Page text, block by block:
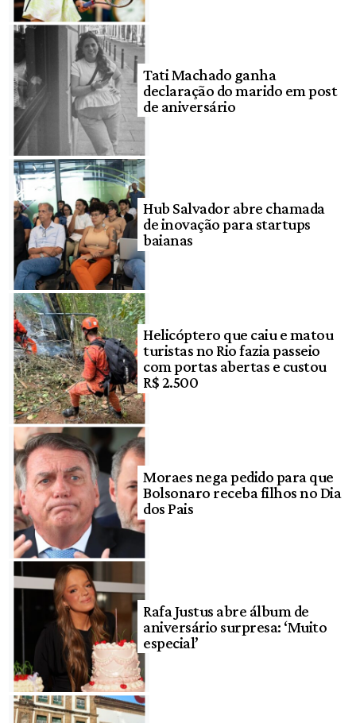
Tati Machado ganha
declaração do marido em post
de aniversário
Hub Salvador abre chamada
de inovação para startups
baianas
Helicóptero que caiu e matou
turistas no Rio fazia passeio
com portas abertas e custou
R$ 2.500
Moraes nega pedido para que
Bolsonaro receba filhos no Dia
dos Pais
Rafa Justus abre álbum de
aniversário surpresa: ‘Muito
especial’